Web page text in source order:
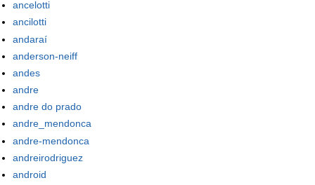
ancelotti
ancilotti
andaraí
anderson-neiff
andes
andre
andre do prado
andre_mendonca
andre-mendonca
andreirodriguez
android